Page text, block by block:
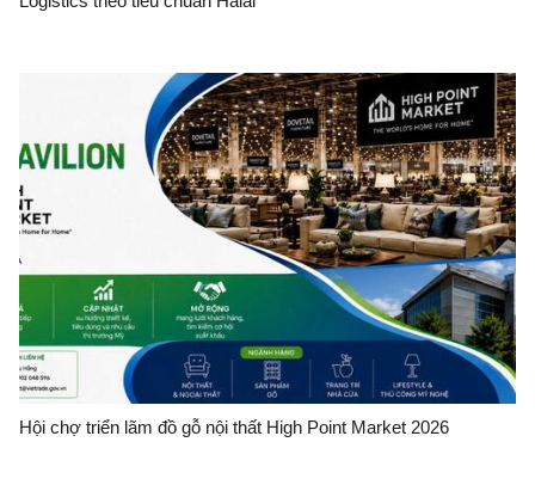
Hội chợ triển lãm đồ gỗ nội thất High Point Market 2026